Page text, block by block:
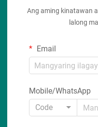
Ang aming kinatawan
lalong
Email
Mobile/WhatsApp
Code